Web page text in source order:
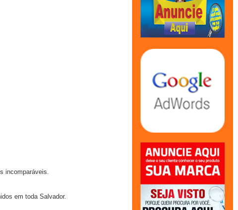
incomparáveis.
em toda Salvador.